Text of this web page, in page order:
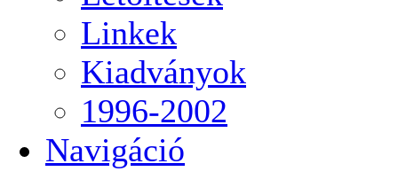
Linkek
Kiadványok
1996-2002
Navigáció